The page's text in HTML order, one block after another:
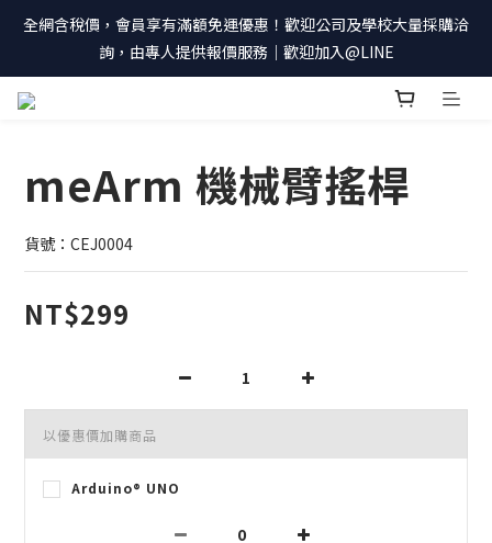
全網含稅價，會員享有滿額免運優惠！歡迎公司及學校大量採購洽
詢，由專人提供報價服務｜歡迎加入@LINE
meArm 機械臂搖桿
貨號：CEJ0004
NT$299
以優惠價加購商品
Arduino® UNO